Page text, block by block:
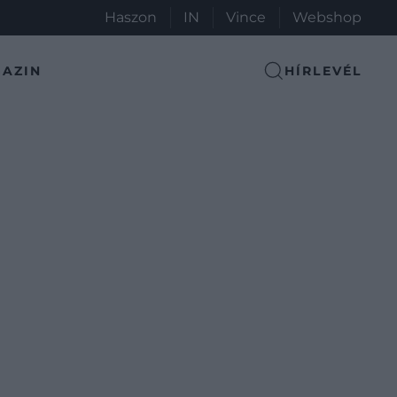
Haszon IN Vince Webshop
HÍRLEVÉL